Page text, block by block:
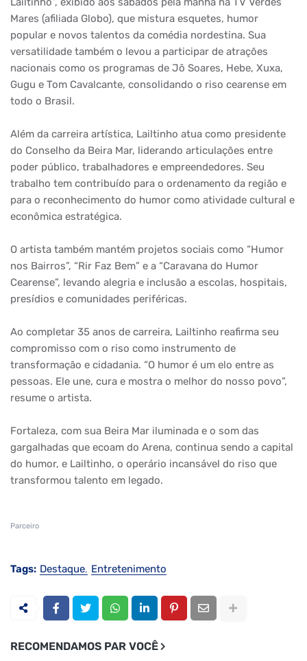
Mares (afiliada Globo), que mistura esquetes, humor
popular e novos talentos da comédia nordestina. Sua
versatilidade também o levou a participar de atrações
nacionais como os programas de Jô Soares, Hebe, Xuxa,
Gugu e Tom Cavalcante, consolidando o riso cearense em
todo o Brasil.
Além da carreira artística, Lailtinho atua como presidente
do Conselho da Beira Mar, liderando articulações entre
poder público, trabalhadores e empreendedores. Seu
trabalho tem contribuído para o ordenamento da região e
para o reconhecimento do humor como atividade cultural e
econômica estratégica.
O artista também mantém projetos sociais como “Humor
nos Bairros”, “Rir Faz Bem” e a “Caravana do Humor
Cearense”, levando alegria e inclusão a escolas, hospitais,
presídios e comunidades periféricas.
Ao completar 35 anos de carreira, Lailtinho reafirma seu
compromisso com o riso como instrumento de
transformação e cidadania. “O humor é um elo entre as
pessoas. Ele une, cura e mostra o melhor do nosso povo”,
resume o artista.
Fortaleza, com sua Beira Mar iluminada e o som das
gargalhadas que ecoam do Arena, continua sendo a capital
do humor, e Lailtinho, o operário incansável do riso que
transformou talento em legado.
Parceiro
Tags: Destaque Entretenimento
RECOMENDAMOS PAR VOCÊ